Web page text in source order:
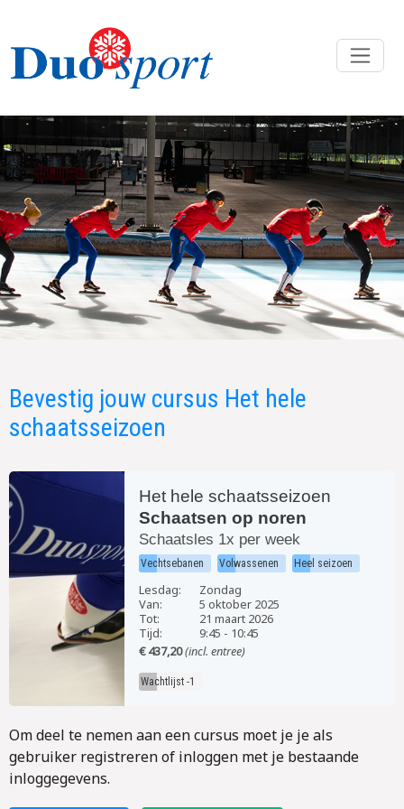
Bevestig jouw cursus Het hele
schaatsseizoen
Het hele schaatsseizoen
Schaatsen op noren
Schaatsles 1x per week
Vechtsebanen Volwassenen Heel seizoen
Lesdag:
Zondag
Van:
5 oktober 2025
Tot:
21 maart 2026
Tijd:
9:45 - 10:45
€ 437,20(incl. entree)
Wachtlijst -1
Om deel te nemen aan een cursus moet je je als
gebruiker registreren of inloggen met je bestaande
inloggegevens.